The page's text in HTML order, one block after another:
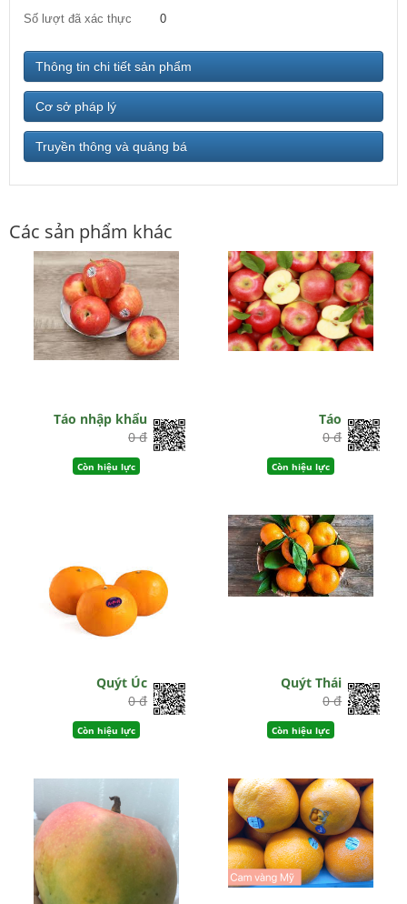
Số lượt đã xác thực
0
Thông tin chi tiết sản phẩm
Cơ sở pháp lý
Truyền thông và quảng bá
Các sản phẩm khác
Táo nhập khẩu
0 đ
Còn hiệu lực
Táo
0 đ
Còn hiệu lực
Quýt Úc
0 đ
Còn hiệu lực
Quýt Thái
0 đ
Còn hiệu lực